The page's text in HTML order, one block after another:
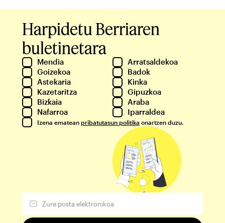
Harpidetu Berriaren
buletinetara
Mendia
Arratsaldekoa
Goizekoa
Badok
Astekaria
Kinka
Kazetaritza
Gipuzkoa
Bizkaia
Araba
Nafarroa
Iparraldea
Izena ematean pribatutasun politika onartzen duzu.